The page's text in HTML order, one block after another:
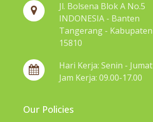
Jl. Bolsena Blok A No.5
INDONESIA - Banten
Tangerang - Kabupaten
15810
Hari Kerja: Senin - Jumat
Jam Kerja: 09.00-17.00
Our Policies